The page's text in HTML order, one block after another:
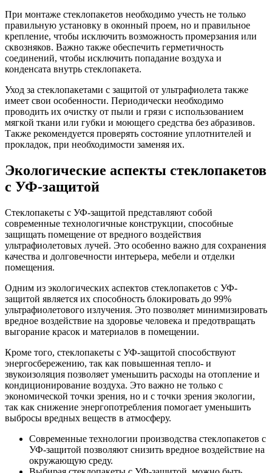
При монтаже стеклопакетов необходимо учесть не только
правильную установку в оконный проем, но и правильное
крепление, чтобы исключить возможность промерзания или
сквозняков. Важно также обеспечить герметичность
соединений, чтобы исключить попадание воздуха и
конденсата внутрь стеклопакета.
Уход за стеклопакетами с защитой от ультрафиолета также
имеет свои особенности. Периодически необходимо
проводить их очистку от пыли и грязи с использованием
мягкой ткани или губки и моющего средства без абразивов.
Также рекомендуется проверять состояние уплотнителей и
прокладок, при необходимости заменяя их.
Экологические аспекты стеклопакетов
с УФ-защитой
Стеклопакеты с УФ-защитой представляют собой
современные технологичные конструкции, способные
защищать помещение от вредного воздействия
ультрафиолетовых лучей. Это особенно важно для сохранения
качества и долговечности интерьера, мебели и отделки
помещения.
Одним из экологических аспектов стеклопакетов с УФ-
защитой является их способность блокировать до 99%
ультрафиолетового излучения. Это позволяет минимизировать
вредное воздействие на здоровье человека и предотвращать
выгорание красок и материалов в помещении.
Кроме того, стеклопакеты с УФ-защитой способствуют
энергосбережению, так как повышенная тепло- и
звукоизоляция позволяет уменьшить расходы на отопление и
кондиционирование воздуха. Это важно не только с
экономической точки зрения, но и с точки зрения экологии,
так как снижение энергопотребления помогает уменьшить
выбросы вредных веществ в атмосферу.
Современные технологии производства стеклопакетов с
УФ-защитой позволяют снизить вредное воздействие на
окружающую среду.